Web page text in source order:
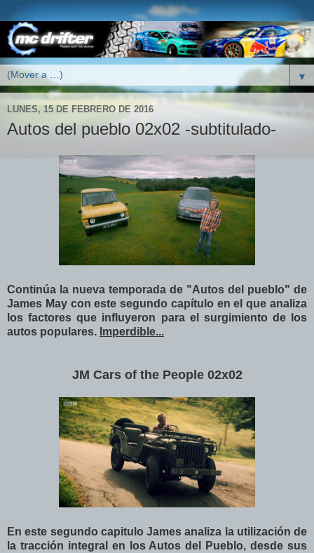
▼
LUNES, 15 DE FEBRERO DE 2016
Autos del pueblo 02x02 -subtitulado-
Continúa la nueva temporada de "Autos del pueblo" de
James May con este segundo capítulo en el que analiza
los factores que influyeron para el surgimiento de los
autos populares. Imperdible...
JM Cars of the People 02x02
En este segundo capitulo James analiza la utilización de
la tracción integral en los Autos del Pueblo, desde sus